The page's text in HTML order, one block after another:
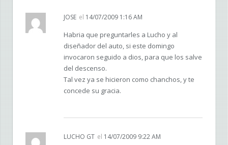
JOSE el 14/07/2009 1:16 AM
Habria que preguntarles a Lucho y al
diseñador del auto, si este domingo
invocaron seguido a dios, para que los salve
del descenso.
Tal vez ya se hicieron como chanchos, y te
concede su gracia.
LUCHO GT el 14/07/2009 9:22 AM